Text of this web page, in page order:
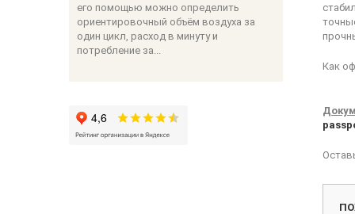
его помощью можно определить
ориентировочный объём воздуха за
один цикл, расход в минуту и
потребление за...
Как